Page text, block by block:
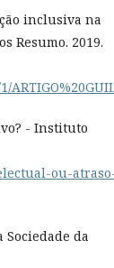
inclusiva na
Resumo. 2019.
- Instituto
ou-
da